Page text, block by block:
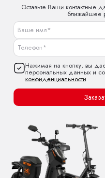
Оставьте Ваши
ближайшее
Нажимая на кнопку, вы
персональных данных и
конфиденциальности